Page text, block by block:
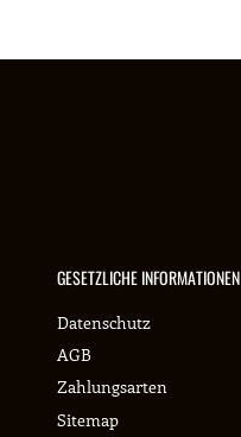
GESETZLICHE INFORMATIONEN
Datenschutz
AGB
Zahlungsarten
Sitemap